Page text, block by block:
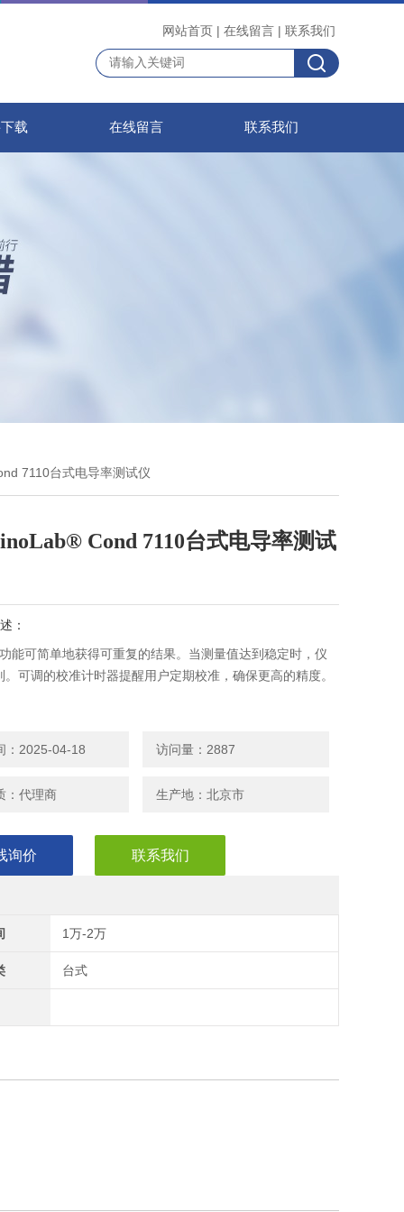
网站首页 | 在线留言 | 联系我们
载 在线留言 联系我们
7110台式电导率测试仪
Cond 7110台式电导率测试
：
能可简单地获得可重复的结果。当测量值达到稳定时，仪
。可调的校准计时器提醒用户定期校准，确保更高的精度。
。
：2025-04-18 访问量：2887
：代理商 生产地：北京市
询价 联系我们
1万-2万
台式